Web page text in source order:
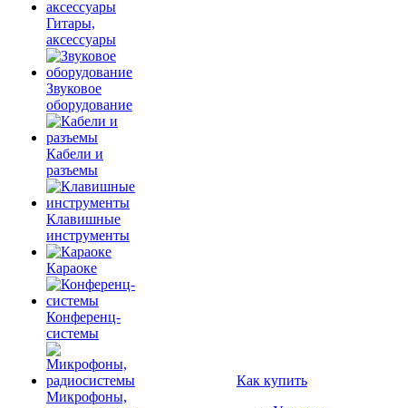
Гитары,
аксессуары
Звуковое
оборудование
Кабели и
разъемы
Клавишные
инструменты
Караоке
Конференц-
системы
Микрофоны,
Как купить